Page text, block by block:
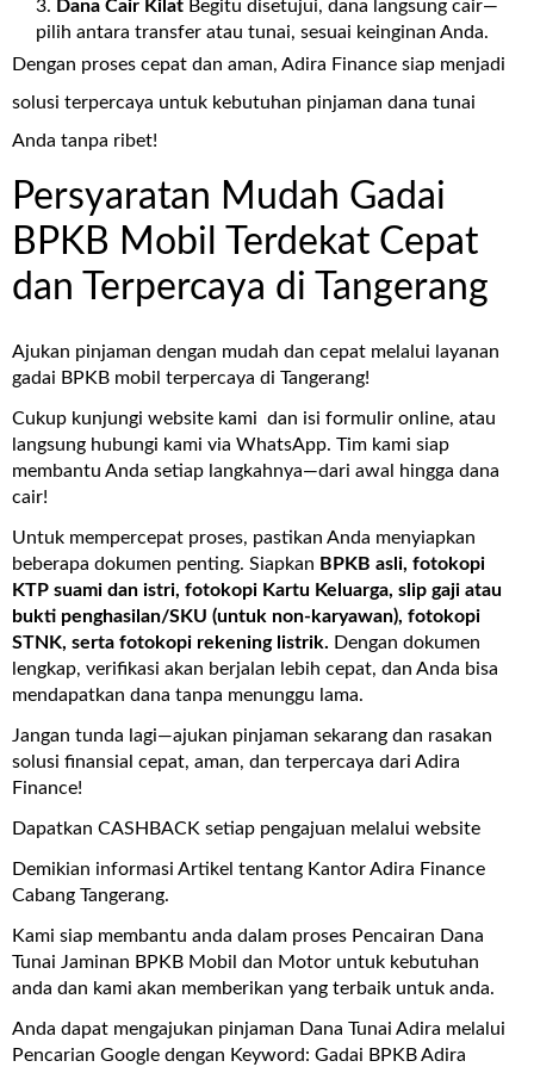
Dana Cair Kilat Begitu disetujui, dana langsung cair—
pilih antara transfer atau tunai, sesuai keinginan Anda.
Dengan proses cepat dan aman, Adira Finance siap menjadi
solusi terpercaya untuk kebutuhan pinjaman dana tunai
Anda tanpa ribet!
Persyaratan Mudah Gadai
BPKB Mobil Terdekat Cepat
dan Terpercaya di Tangerang
Ajukan pinjaman dengan mudah dan cepat melalui layanan
gadai BPKB mobil terpercaya di Tangerang!
Cukup kunjungi website kami dan isi formulir online, atau
langsung hubungi kami via WhatsApp. Tim kami siap
membantu Anda setiap langkahnya—dari awal hingga dana
cair!
Untuk mempercepat proses, pastikan Anda menyiapkan
beberapa dokumen penting. Siapkan BPKB asli, fotokopi
KTP suami dan istri, fotokopi Kartu Keluarga, slip gaji atau
bukti penghasilan/SKU (untuk non-karyawan), fotokopi
STNK, serta fotokopi rekening listrik. Dengan dokumen
lengkap, verifikasi akan berjalan lebih cepat, dan Anda bisa
mendapatkan dana tanpa menunggu lama.
Jangan tunda lagi—ajukan pinjaman sekarang dan rasakan
solusi finansial cepat, aman, dan terpercaya dari Adira
Finance!
Dapatkan CASHBACK setiap pengajuan melalui website
Demikian informasi Artikel tentang Kantor Adira Finance
Cabang Tangerang.
Kami siap membantu anda dalam proses Pencairan Dana
Tunai Jaminan BPKB Mobil dan Motor untuk kebutuhan
anda dan kami akan memberikan yang terbaik untuk anda.
Anda dapat mengajukan pinjaman Dana Tunai Adira melalui
Pencarian Google dengan Keyword: Gadai BPKB Adira